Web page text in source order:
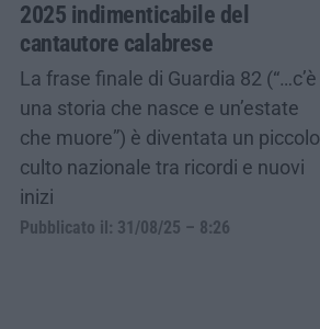
2025 indimenticabile del
cantautore calabrese
La frase finale di Guardia 82 (“…c’è
una storia che nasce e un’estate
che muore”) è diventata un piccolo
culto nazionale tra ricordi e nuovi
inizi
Pubblicato il: 31/08/25 – 8:26